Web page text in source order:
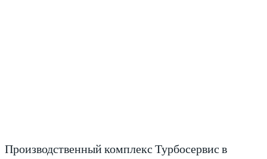
Производственный комплекс Турбосервис в